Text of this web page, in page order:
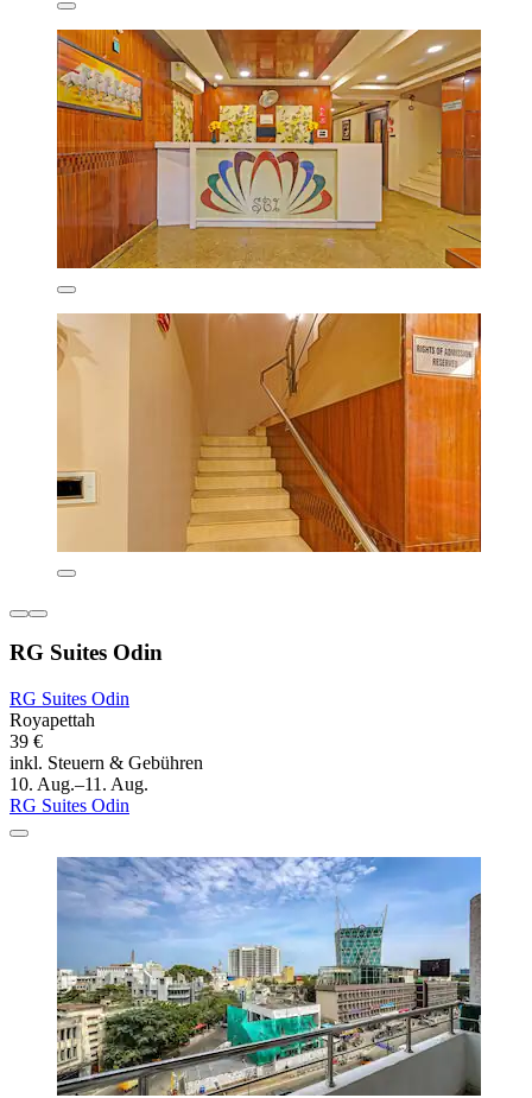
RG Suites Odin
RG Suites Odin
Royapettah
39 €
inkl. Steuern & Gebühren
10. Aug.–11. Aug.
RG Suites Odin